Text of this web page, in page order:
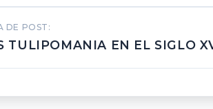
DE POST:
EN EL SIGLO